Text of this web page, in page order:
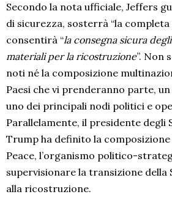
Secondo la nota ufficiale, Jeffers
di sicurezza, sosterrà “la
consentirà “la consegna sicura
materiali per la ricostruzione”. Non
noti né la composizione
Paesi che vi prenderanno parte,
uno dei principali nodi politici e
Parallelamente, il presidente degli
Trump ha definito la
Peace, l’organismo politico-
supervisionare la transizione
alla ricostruzione.